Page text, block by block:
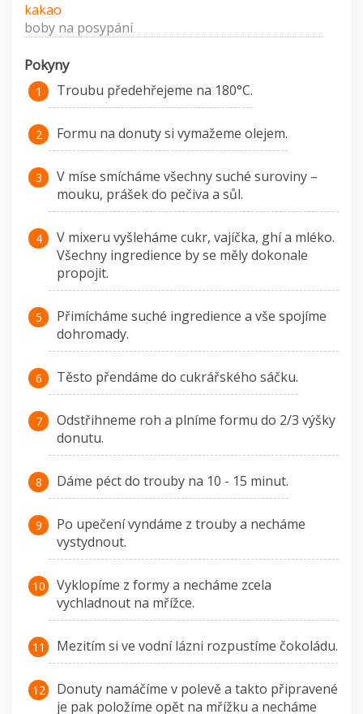
kakao
boby na posypání
Pokyny
Troubu předehřejeme na 180°C.
Formu na donuty si vymažeme olejem.
V míse smícháme všechny suché suroviny –
mouku, prášek do pečiva a sůl.
V mixeru vyšleháme cukr, vajíčka, ghí a mléko.
Všechny ingredience by se měly dokonale
propojit.
Přimícháme suché ingredience a vše spojíme
dohromady.
Těsto přendáme do cukrářského sáčku.
Odstřihneme roh a plníme formu do 2/3 výšky
donutu.
Dáme péct do trouby na 10 - 15 minut.
Po upečení vyndáme z trouby a necháme
vystydnout.
Vyklopíme z formy a necháme zcela
vychladnout na mřížce.
Mezitím si ve vodní lázni rozpustíme čokoládu.
Donuty namáčíme v polevě a takto připravené
je pak položíme opět na mřížku a necháme